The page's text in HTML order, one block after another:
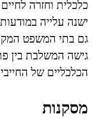
כלכלית וחזרה
ישנה עלייה
גם בתי המשפט
גישה המשלבת בין
הכלכליים של
מסקנות